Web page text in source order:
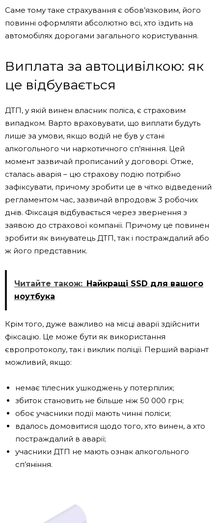
Саме тому таке страхування є обов’язковим, його
повинні оформляти абсолютно всі, хто їздить на
автомобілях дорогами загального користування.
Виплата за автоцивілкою: як
це відбувається
ДТП, у якій винен власник поліса, є страховим
випадком. Варто враховувати, що виплати будуть
лише за умови, якщо водій не був у стані
алкогольного чи наркотичного сп’яніння. Цей
момент зазвичай прописаний у договорі. Отже,
сталась аварія – цю страхову подію потрібно
зафіксувати, причому зробити це в чітко відведений
регламентом час, зазвичай впродовж 3 робочих
днів. Фіксація відбувається через звернення з
заявою до страхової компанії. Причому це повинен
зробити як винуватець ДТП, так і постраждалий або
ж його представник.
Читайте також: Найкращі SSD для вашого
ноутбука
Крім того, дуже важливо на місці аварії здійснити
фіксацію. Це може бути як використання
європротоколу, так і виклик поліції. Перший варіант
можливий, якщо:
немає тілесних ушкоджень у потерпілих;
збиток становить не більше ніж 50 000 грн;
обоє учасники події мають чинні поліси;
вдалось домовитися щодо того, хто винен, а хто
постраждалий в аварії;
учасники ДТП не мають ознак алкогольного
сп’яніння.